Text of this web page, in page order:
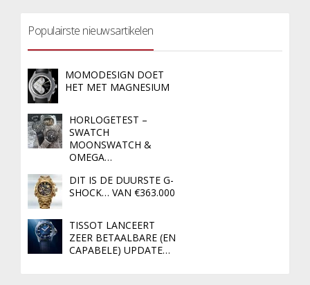
Populairste nieuwsartikelen
MOMODESIGN DOET
HET MET MAGNESIUM
HORLOGETEST –
SWATCH
MOONSWATCH &
OMEGA…
DIT IS DE DUURSTE G-
SHOCK… VAN €363.000
TISSOT LANCEERT
ZEER BETAALBARE (EN
CAPABELE) UPDATE…